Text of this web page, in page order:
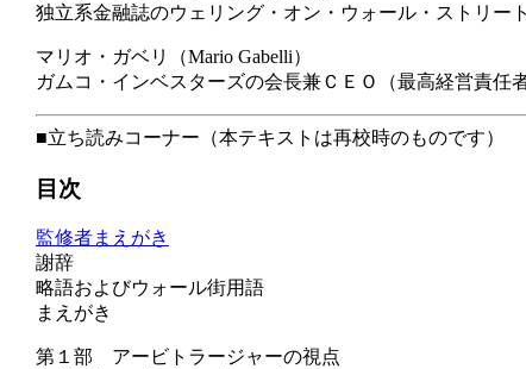
独立系金融誌のウェリング・オン・ウォール・ストリー
マリオ・ガベリ（Mario Gabelli）
ガムコ・インベスターズの会長兼ＣＥＯ（最高経営責任
■立ち読みコーナー（本テキストは再校時のものです）
目次
監修者まえがき
謝辞
略語およびウォール街用語
まえがき
第１部 アービトラージャーの視点